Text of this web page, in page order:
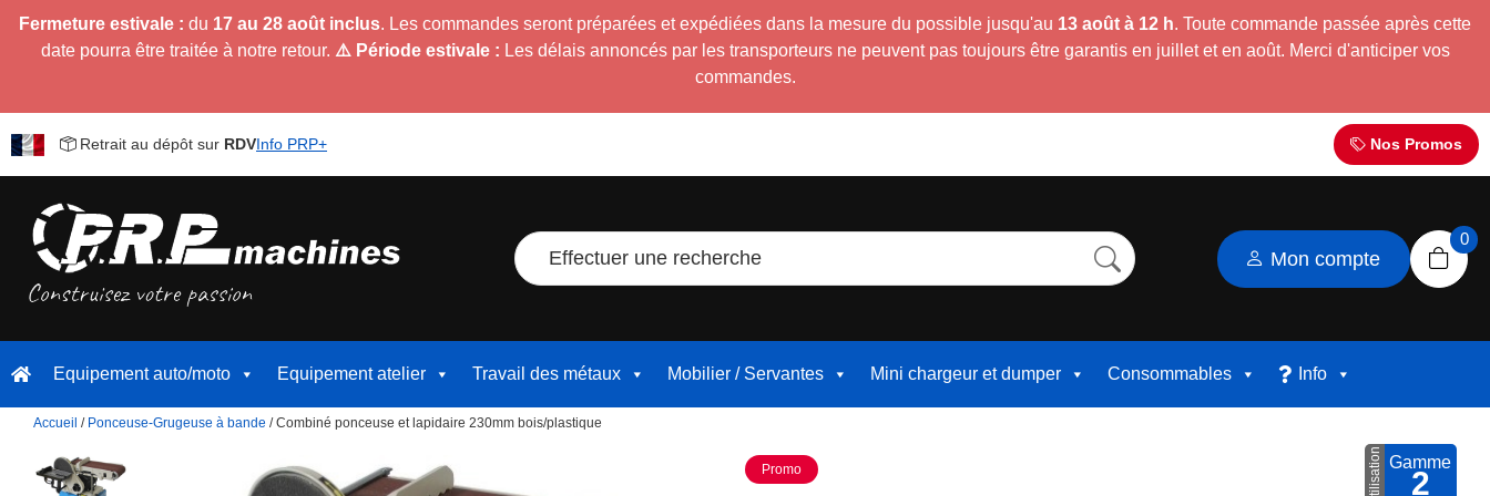
Fermeture estivale : du 17 au 28 août inclus. Les commandes seront préparées et expédiées dans la mesure du possible jusqu'au 13 août à 12 h. Toute commande passée après cette
date pourra être traitée à notre retour. ⚠️ Période estivale : Les délais annoncés par les transporteurs ne peuvent pas toujours être garantis en juillet et en août. Merci d'anticiper vos
commandes.
Retrait au dépôt sur RDVInfo PRP+ Nos Promos
Effectuer une recherche Mon compte
0
Equipement auto/moto Equipement atelier Travail des métaux Mobilier / Servantes Mini chargeur et dumper Consommables Info
Accueil / Ponceuse-Grugeuse à bande / Combiné ponceuse et lapidaire 230mm bois/plastique
Promo Utilisation Gamme
2